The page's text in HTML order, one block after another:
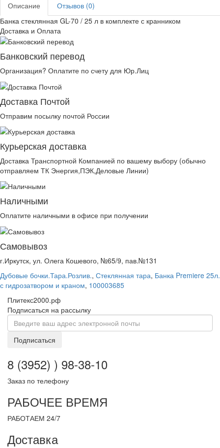
Описание
Отзывов (0)
Банка стеклянная GL-70 / 25 л в комплекте с кранником
Доставка и Оплата
Банковский перевод
Организация? Оплатите по счету для Юр.Лиц
Доставка Почтой
Отправим посылку почтой России
Курьерская доставка
Доставка Транспортной Компанией по вашему выбору (обычно
отправляем ТК Энергия,ПЭК,Деловые Линии)
Наличными
Оплатите наличными в офисе при получении
Самовывоз
г.Иркутск, ул. Олега Кошевого, №65/9, пав.№131
Дубовые бочки.Тара.Розлив., Стеклянная тара, Банка Premiere 25л.
с гидрозатвором и краном, 100003685
Плитекс2000.рф
Подписаться на рассылку
Подписаться
8 (3952) ) 98-38-10
Заказ по телефону
РАБОЧЕЕ ВРЕМЯ
РАБОТАЕМ 24/7
Доставка